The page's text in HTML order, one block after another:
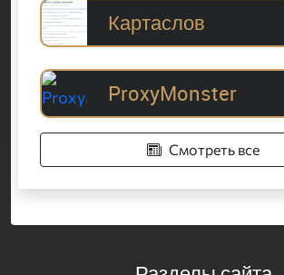
Картаслов
ProxyMonster
Смотреть все